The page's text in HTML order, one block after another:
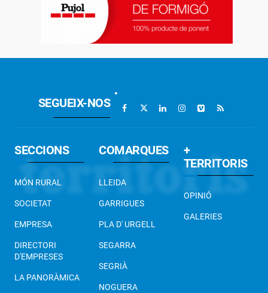
SEGUEIX-NOS
SECCIONS
MÓN RURAL
SOCIETAT
EMPRESA
DIRECTORI
D'EMPRESES
LA PANORÀMICA
COMARQUES
LLEIDA
GARRIGUES
PLA D' URGELL
SEGARRA
SEGRIÀ
NOGUERA
+
TERRITORIS
OPINIÓ
GALERIES